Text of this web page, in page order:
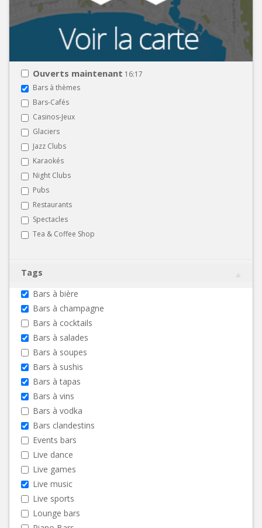
Ouverts maintenant 16:17
Bars à thèmes
Bars-Cafés
Casinos-Jeux
Glaciers
Jazz Clubs
Karaokés
Night Clubs
Pubs
Restaurants
Spectacles
Tea & Coffee Shop
Tags
Bars à bière
Bars à champagne
Bars à cocktails
Bars à salades
Bars à soupes
Bars à sushis
Bars à tapas
Bars à vins
Bars à vodka
Bars clandestins
Events bars
Live dance
Live games
Live music
Live sports
Lounge bars